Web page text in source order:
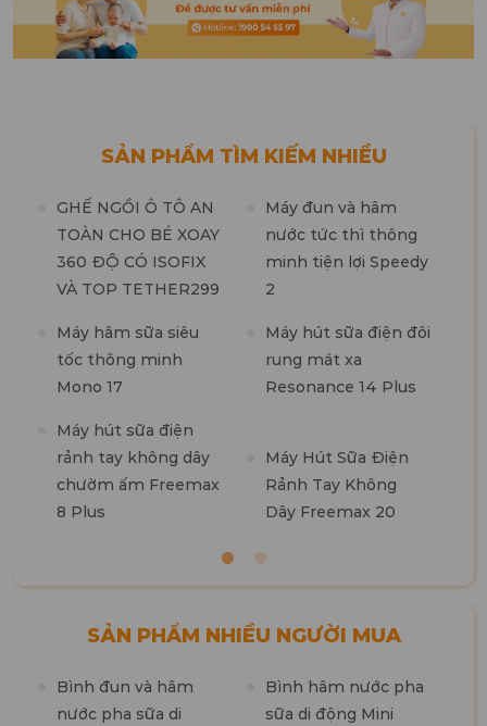
SẢN PHẨM TÌM KIẾM NHIỀU
GHẾ NGỒI Ô TÔ AN
TOÀN CHO BÉ XOAY
360 ĐỘ CÓ ISOFIX
VÀ TOP TETHER299
Máy đun và hâm
nước tức thì thông
minh tiện lợi Speedy
2
Máy hâm sữa siêu
tốc thông minh
Mono 17
Máy hút sữa điện đôi
rung mát xa
Resonance 14 Plus
Máy hút sữa điện
rảnh tay không dây
chườm ấm Freemax
8 Plus
Máy Hút Sữa Điện
Rảnh Tay Không
Dây Freemax 20
SẢN PHẨM NHIỀU NGƯỜI MUA
Bình đun và hâm
nước pha sữa di
Bình hâm nước pha
sữa di động Mini